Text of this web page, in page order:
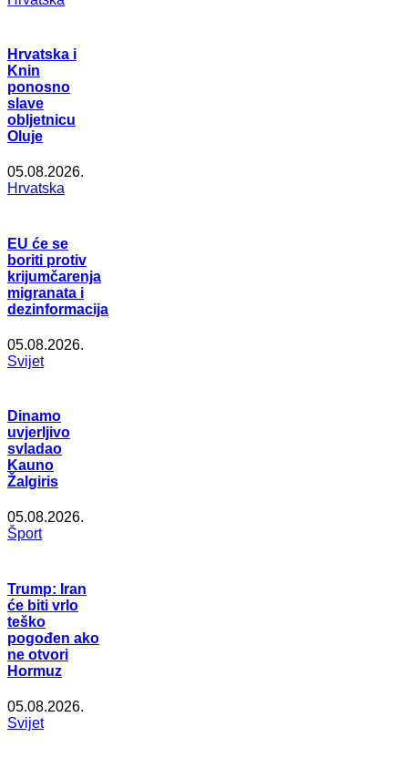
Hrvatska i
Knin
ponosno
slave
obljetnicu
Oluje
05.08.2026.
Hrvatska
EU će se
boriti protiv
krijumčarenja
migranata i
dezinformacija
05.08.2026.
Svijet
Dinamo
uvjerljivo
svladao
Kauno
Žalgiris
05.08.2026.
Šport
Trump: Iran
će biti vrlo
teško
pogođen ako
ne otvori
Hormuz
05.08.2026.
Svijet